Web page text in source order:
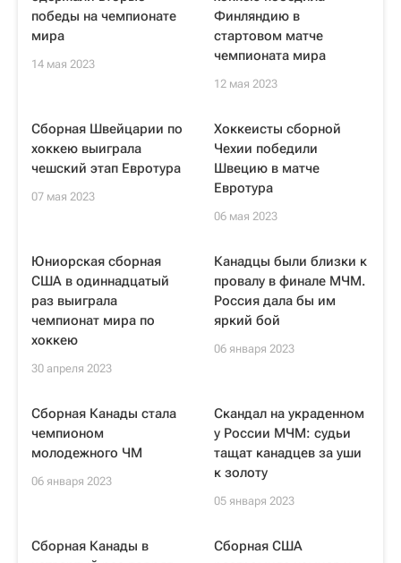
победы на чемпионате
мира
14 мая 2023
Финляндию в
стартовом матче
чемпионата мира
12 мая 2023
Сборная Швейцарии по
хоккею выиграла
чешский этап Евротура
07 мая 2023
Хоккеисты сборной
Чехии победили
Швецию в матче
Евротура
06 мая 2023
Юниорская сборная
США в одиннадцатый
раз выиграла
чемпионат мира по
хоккею
30 апреля 2023
Канадцы были близки к
провалу в финале МЧМ.
Россия дала бы им
яркий бой
06 января 2023
Сборная Канады стала
чемпионом
молодежного ЧМ
06 января 2023
Скандал на украденном
у России МЧМ: судьи
тащат канадцев за уши
к золоту
05 января 2023
Сборная Канады в
Сборная США